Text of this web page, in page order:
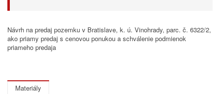
Návrh na predaj pozemku v Bratislave, k. ú. Vinohrady, parc. č. 6322/2,
ako priamy predaj s cenovou ponukou a schválenie podmienok
priameho predaja
Materiály